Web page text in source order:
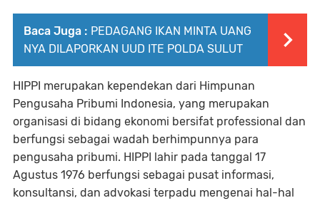
Baca Juga : PEDAGANG IKAN MINTA UANG
NYA DILAPORKAN UUD ITE POLDA SULUT
HIPPI merupakan kependekan dari Himpunan
Pengusaha Pribumi Indonesia, yang merupakan
organisasi di bidang ekonomi bersifat professional dan
berfungsi sebagai wadah berhimpunnya para
pengusaha pribumi. HIPPI lahir pada tanggal 17
Agustus 1976 berfungsi sebagai pusat informasi,
konsultansi, dan advokasi terpadu mengenai hal-hal